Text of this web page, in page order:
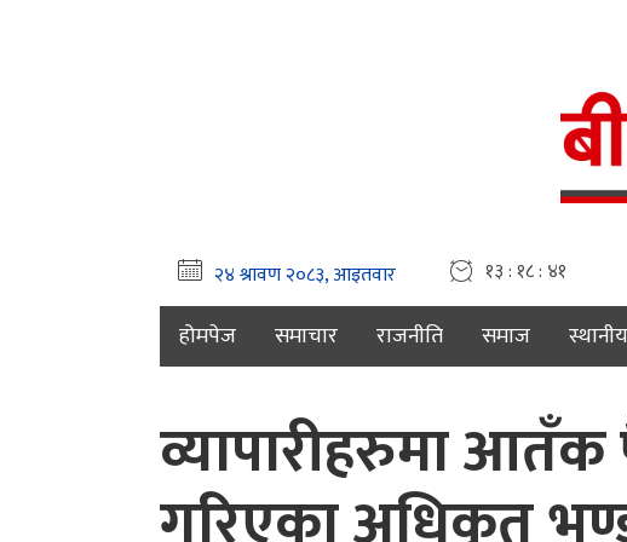
१३ : १८ : ४२
होमपेज समाचार राजनीति समाज स्थानीय
व्यापारीहरुमा